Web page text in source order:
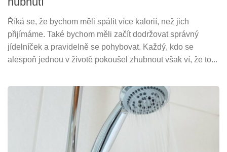
Říká se, že bychom měli spálit více kalorií, než jich
přijímáme. Také bychom měli začít dodržovat správný
jídelníček a pravidelně se pohybovat. Každý, kdo se
alespoň jednou v životě pokoušel zhubnout však ví, že to...